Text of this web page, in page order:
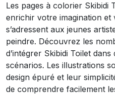
Les pages à colorier Skibidi
enrichir votre imagination et
s’adressent aux jeunes
peindre. Découvrez les
d’intégrer Skibidi Toilet
scénarios. Les illustrations
design épuré et leur
de comprendre facilement